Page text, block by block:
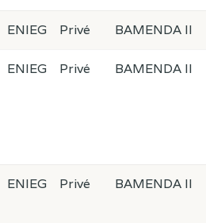
ENIEG Privé BAMENDA II
ENIEG Privé BAMENDA II
ENIEG Privé BAMENDA II